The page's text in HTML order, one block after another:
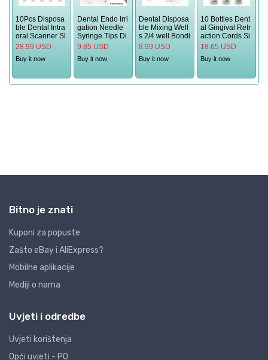
Bitno je znati
Kuponi za popuste
Zašto eBay i AliExpress?
Mobilne aplikacije
Mediji o nama
Uvjeti i odredbe
Uvjeti korištenja
Opći uvjeti - PO